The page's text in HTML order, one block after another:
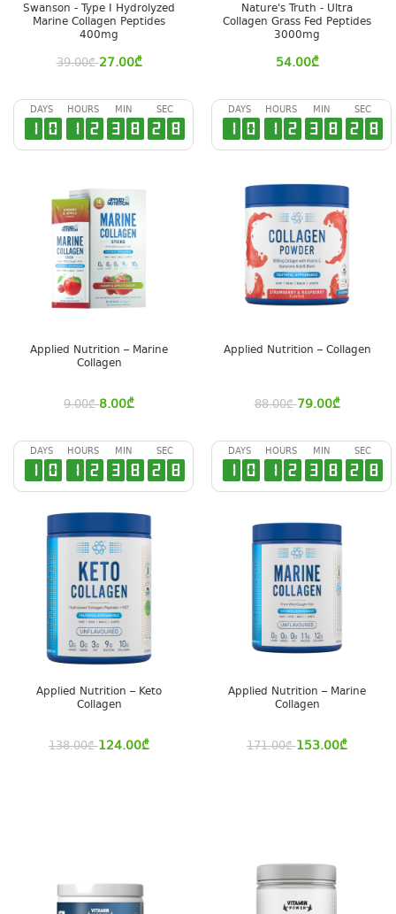
Swanson - Type I Hydrolyzed
Marine Collagen Peptides
400mg
39.00₾ 27.00₾
Nature's Truth - Ultra
Collagen Grass Fed Peptides
3000mg
54.00₾
DAYS
1 0
HOURS
1 2
MIN
3 8
SEC
2 7
Applied Nutrition – Marine
Collagen
9.00₾ 8.00₾
DAYS
1 0
HOURS
1 2
MIN
3 8
SEC
2 7
Applied Nutrition – Collagen
88.00₾ 79.00₾
DAYS
1 0
HOURS
1 2
MIN
3 8
SEC
2 7
Applied Nutrition – Keto
Collagen
138.00₾ 124.00₾
DAYS
1 0
HOURS
1 2
MIN
3 8
SEC
2 7
Applied Nutrition – Marine
Collagen
171.00₾ 153.00₾